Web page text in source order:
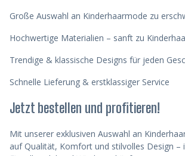
Große Auswahl an Kinderhaarmode zu
Hochwertige Materialien – sanft zu
Trendige & klassische Designs für jeden
Schnelle Lieferung & erstklassiger Service
Jetzt bestellen und profitieren!
Mit unserer exklusiven Auswahl an
auf Qualität, Komfort und stilvolles Design –